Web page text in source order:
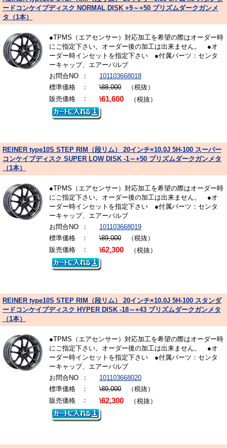
ードコンケイプディスク NORMAL DISK +9～+50 プリズムダークガンメ
タ（1本）
●TPMS（エアセンサー）対応加工を希望の際はオーダー時
にご指定下さい。オーダー後の加工は出来ません。 ●オ
ーダー時インセットを指定下さい ●付属パーツ：センタ
ーキャップ、エアーバルブ
お問合NO
：
101103668018
標準価格
： \88,000 （税抜）
販売価格
： \61,600 （税抜）
REINER type10S STEP RIM（段リム） 20インチ×10.0J 5H-100 スーパー
コンケイプディスク SUPER LOW DISK -1～+50 プリズムダークガンメタ
（1本）
●TPMS（エアセンサー）対応加工を希望の際はオーダー時
にご指定下さい。オーダー後の加工は出来ません。 ●オ
ーダー時インセットを指定下さい ●付属パーツ：センタ
ーキャップ、エアーバルブ
お問合NO
：
101103668019
標準価格
： \89,000 （税抜）
販売価格
： \62,300 （税抜）
REINER type10S STEP RIM（段リム） 20インチ×10.0J 5H-100 スタンダ
ードコンケイプディスク HYPER DISK -18～+43 プリズムダークガンメタ
（1本）
●TPMS（エアセンサー）対応加工を希望の際はオーダー時
にご指定下さい。オーダー後の加工は出来ません。 ●オ
ーダー時インセットを指定下さい ●付属パーツ：センタ
ーキャップ、エアーバルブ
お問合NO
：
101103668020
標準価格
： \89,000 （税抜）
販売価格
： \62,300 （税抜）